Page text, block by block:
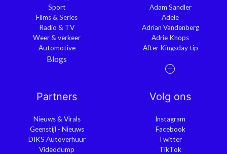
Sport
Films & Series
Radio & TV
Weer & verkeer
Automotive
Blogs
Adam Sandler
Adele
Adrian Vandenberg
Adrie Knops
After Kingsday tip
Partners
Nieuws & Virals
Geenstijl - Nieuws
DIKS Autoverhuur
Videodump
Volg ons
Instagram
Facebook
Twitter
TikTok